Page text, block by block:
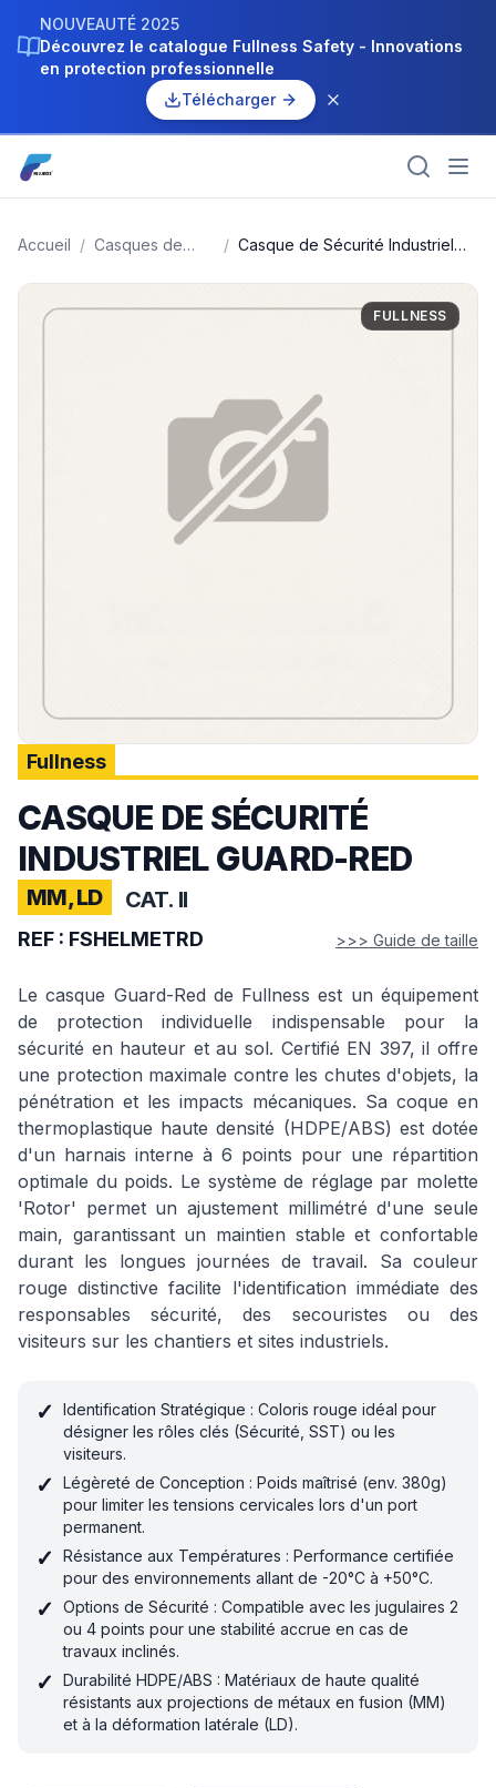
NOUVEAUTÉ 2025
Découvrez le catalogue Fullness Safety - Innovations
en protection professionnelle
Télécharger
Accueil / Casques de
/ Casque de Sécurité Industriel
FULLNESS
Fullness
CASQUE DE SÉCURITÉ
INDUSTRIEL GUARD-RED
MM, LD CAT. II
REF : FSHELMETRD >>> Guide de taille
Le casque Guard-Red de Fullness est un équipement
de protection individuelle indispensable pour la
sécurité en hauteur et au sol. Certifié EN 397, il offre
une protection maximale contre les chutes d'objets, la
pénétration et les impacts mécaniques. Sa coque en
thermoplastique haute densité (HDPE/ABS) est dotée
d'un harnais interne à 6 points pour une répartition
optimale du poids. Le système de réglage par molette
'Rotor' permet un ajustement millimétré d'une seule
main, garantissant un maintien stable et confortable
durant les longues journées de travail. Sa couleur
rouge distinctive facilite l'identification immédiate des
responsables sécurité, des secouristes ou des
visiteurs sur les chantiers et sites industriels.
✓
Identification Stratégique : Coloris rouge idéal pour
désigner les rôles clés (Sécurité, SST) ou les
visiteurs.
✓
Légèreté de Conception : Poids maîtrisé (env. 380g)
pour limiter les tensions cervicales lors d'un port
permanent.
✓
Résistance aux Températures : Performance certifiée
pour des environnements allant de -20°C à +50°C.
✓
Options de Sécurité : Compatible avec les jugulaires 2
ou 4 points pour une stabilité accrue en cas de
travaux inclinés.
✓
Durabilité HDPE/ABS : Matériaux de haute qualité
résistants aux projections de métaux en fusion (MM)
et à la déformation latérale (LD).